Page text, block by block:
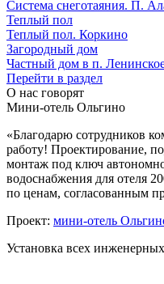
Система снеготаяния. П.
Теплый пол
Теплый пол. Коркино
Загородный дом
Частный дом в п.
Перейти в раздел
О нас говорят
Мини-отель Ольгино
«Благодарю сотрудников
работу! Проектирование,
монтаж под ключ
водоснабжения для отеля
по ценам, согласованным
Проект: мини-отель
Установка всех